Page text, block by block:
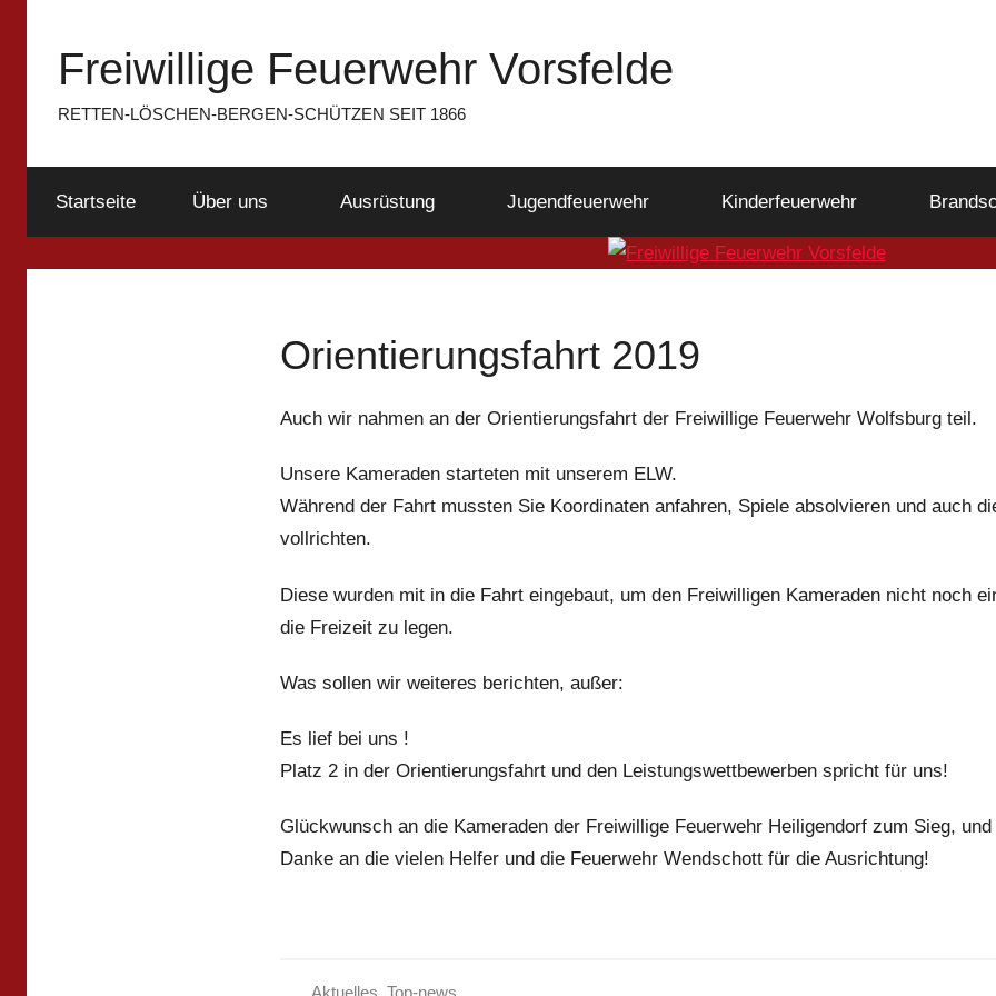
springen
Freiwillige Feuerwehr Vorsfelde
RETTEN-LÖSCHEN-BERGEN-SCHÜTZEN SEIT 1866
Startseite Über uns Ausrüstung Jugendfeuerwehr Kinderfeuerwehr
Orientierungsfahrt 2019
Auch wir nahmen an der Orientierungsfahrt der Freiwillige Feuerwehr Wolfsburg teil.
Unsere Kameraden starteten mit unserem ELW.
Während der Fahrt mussten Sie Koordinaten anfahren, Spiele absolvieren und auch
vollrichten.
Diese wurden mit in die Fahrt eingebaut, um den Freiwilligen Kameraden nicht noch
die Freizeit zu legen.
Was sollen wir weiteres berichten, außer:
Es lief bei uns !
Platz 2 in der Orientierungsfahrt und den Leistungswettbewerben spricht für uns!
Glückwunsch an die Kameraden der Freiwillige Feuerwehr Heiligendorf zum Sieg, und
Danke an die vielen Helfer und die Feuerwehr Wendschott für die Ausrichtung!
Aktuelles Top-news